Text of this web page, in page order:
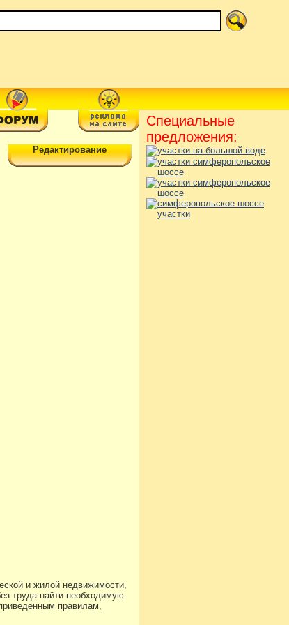
Редактирование
Специальные
предложения:
и жилой недвижимости,
труда найти необходимую
правилам,